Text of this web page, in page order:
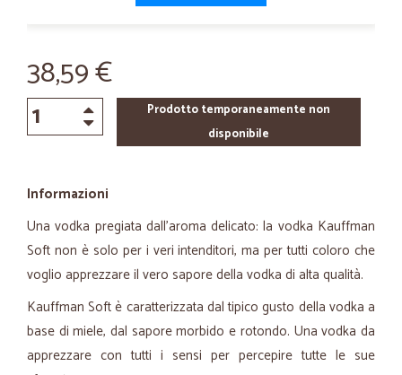
38,59 €
Prodotto temporaneamente non
disponibile
Informazioni
Una vodka pregiata dall’aroma delicato: la vodka Kauffman
Soft non è solo per i veri intenditori, ma per tutti coloro che
voglio apprezzare il vero sapore della vodka di alta qualità.
Kauffman Soft è caratterizzata dal tipico gusto della vodka a
base di miele, dal sapore morbido e rotondo. Una vodka da
apprezzare con tutti i sensi per percepire tutte le sue